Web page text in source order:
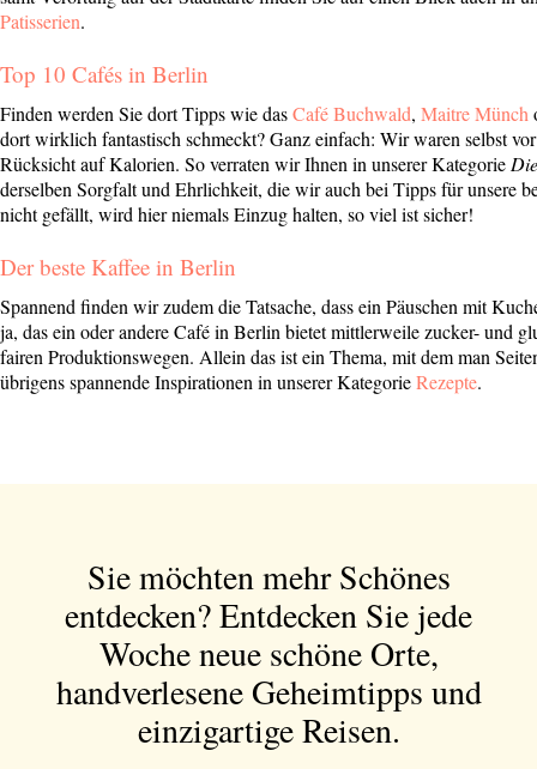
Patisserien.
Top 10 Cafés in Berlin
Finden werden Sie dort Tipps wie dasCafé Buchwald, Maitre Münch
dort wirklich fantastisch schmeckt? Ganz einfach: Wir waren selbst
Rücksicht auf Kalorien. So verraten wir Ihnen in unserer Kategorie
derselben Sorgfalt und Ehrlichkeit, die wir auch bei Tipps für unsere
nicht gefällt, wird hier niemals Einzug halten, so viel ist sicher!
Der beste Kaffee in Berlin
Spannend finden wir zudem die Tatsache, dass ein Päuschen mit
ja, das ein oder andere Café in Berlin bietet mittlerweile zucker- und
fairen Produktionswegen. Allein das ist ein Thema, mit dem man
übrigens spannende Inspirationen in unserer KategorieRezepte.
Sie möchten mehr Schönes
entdecken?Entdecken Sie jede
Woche neue schöne Orte,
handverlesene Geheimtipps und
einzigartige Reisen.